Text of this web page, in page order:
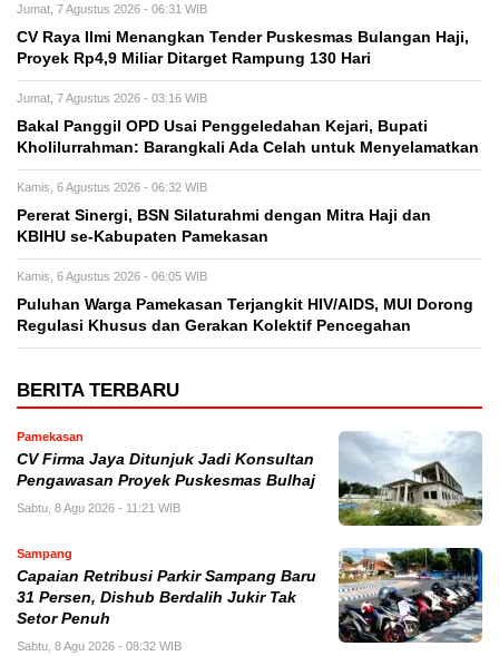
Jumat, 7 Agustus 2026 - 06:31 WIB
CV Raya Ilmi Menangkan Tender Puskesmas Bulangan Haji,
Proyek Rp4,9 Miliar Ditarget Rampung 130 Hari
Jumat, 7 Agustus 2026 - 03:16 WIB
Bakal Panggil OPD Usai Penggeledahan Kejari, Bupati
Kholilurrahman: Barangkali Ada Celah untuk Menyelamatkan
Kamis, 6 Agustus 2026 - 06:32 WIB
Pererat Sinergi, BSN Silaturahmi dengan Mitra Haji dan
KBIHU se-Kabupaten Pamekasan
Kamis, 6 Agustus 2026 - 06:05 WIB
Puluhan Warga Pamekasan Terjangkit HIV/AIDS, MUI Dorong
Regulasi Khusus dan Gerakan Kolektif Pencegahan
BERITA TERBARU
Pamekasan
CV Firma Jaya Ditunjuk Jadi Konsultan
Pengawasan Proyek Puskesmas Bulhaj
Sabtu, 8 Agu 2026 - 11:21 WIB
Sampang
Capaian Retribusi Parkir Sampang Baru
31 Persen, Dishub Berdalih Jukir Tak
Setor Penuh
Sabtu, 8 Agu 2026 - 08:32 WIB